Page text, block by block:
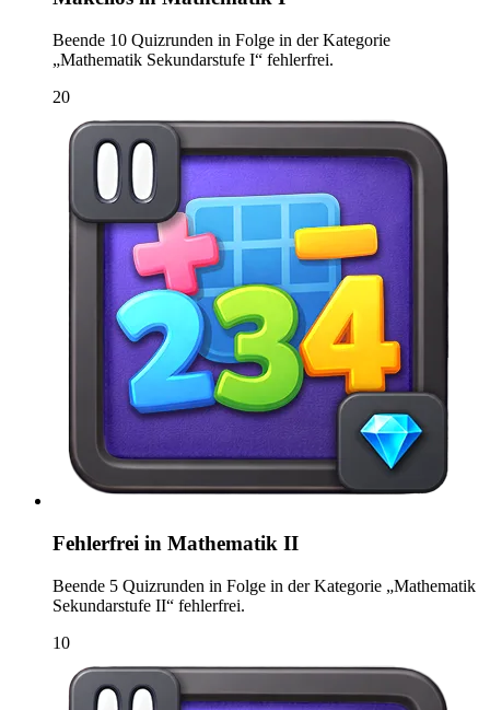
Beende 10 Quizrunden in Folge in der Kategorie
„Mathematik Sekundarstufe I“ fehlerfrei.
20
Fehlerfrei in Mathematik II
Beende 5 Quizrunden in Folge in der Kategorie „Mathematik
Sekundarstufe II“ fehlerfrei.
10